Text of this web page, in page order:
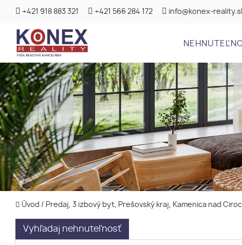
+421 918 883 321 +421 566 284 172 info@konex-
Úvod / Predaj, 3 izbový byt, Prešovský kraj, Kamenica nad
Vyhľadaj nehnuteľnosť